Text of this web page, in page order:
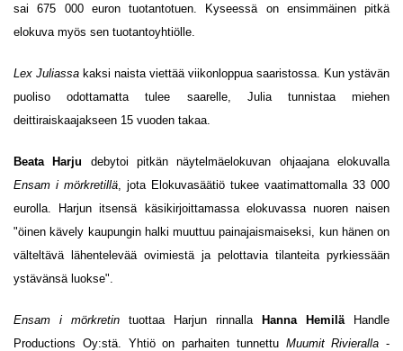
sai 675 000 euron tuotantotuen. Kyseessä on ensimmäinen pitkä
elokuva myös sen tuotantoyhtiölle.
Lex Juliassa kaksi naista viettää viikonloppua saaristossa. Kun ystävän
puoliso odottamatta tulee saarelle, Julia tunnistaa miehen
deittiraiskaajakseen 15 vuoden takaa.
Beata Harju debytoi pitkän näytelmäelokuvan ohjaajana elokuvalla
Ensam i mörkretillä , jota Elokuvasäätiö tukee vaatimattomalla 33 000
eurolla. Harjun itsensä käsikirjoittamassa elokuvassa nuoren naisen
"öinen kävely kaupungin halki muuttuu painajaismaiseksi, kun hänen on
välteltävä lähentelevää ovimiestä ja pelottavia tilanteita pyrkiessään
ystävänsä luokse".
Ensam i mörkretin tuottaa Harjun rinnalla Hanna Hemilä Handle
Productions Oy:stä. Yhtiö on parhaiten tunnettu Muumit Rivieralla -